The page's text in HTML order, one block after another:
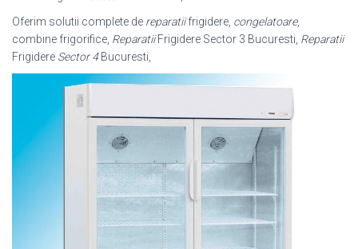
Oferim solutii complete de reparatiifrigidere, congelatoare,
combine frigorifice, ReparatiiFrigidere Sector 3 Bucuresti, Reparatii
Frigidere Sector 4Bucuresti,